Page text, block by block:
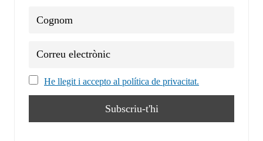
He llegit i accepto al política de privacitat.